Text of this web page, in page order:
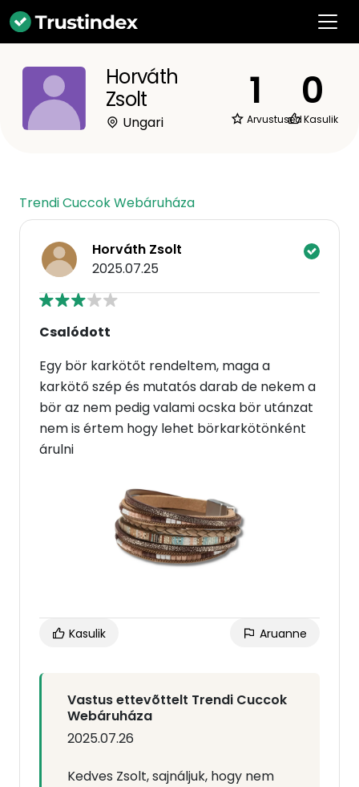
Horváth
Zsolt
Ungari
1
Arvustused
0
Kasulik
Trendi Cuccok Webáruháza
Horváth Zsolt
2025.07.25
Csalódott
Egy bör karkötőt rendeltem, maga a
karkötő szép és mutatós darab de nekem a
bör az nem pedig valami ocska bör utánzat
nem is értem hogy lehet börkarkötönként
árulni
Kasulik Aruanne
Vastus ettevõttelt Trendi Cuccok
Webáruháza
2025.07.26
Kedves Zsolt, sajnáljuk, hogy nem